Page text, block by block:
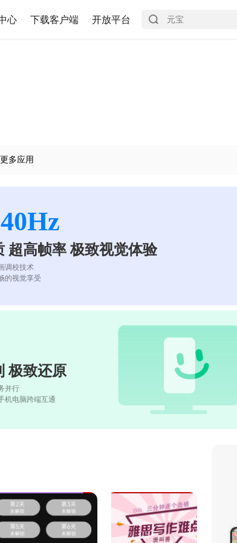
心 下载客户端 开放平台
多应用
超高帧率 极致视觉体验
调校技术
的视觉享受
极致还原
并行
机电脑跨端互通